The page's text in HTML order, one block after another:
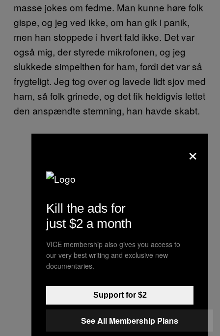
masse jokes om fedme. Man kunne høre folk
gispe, og jeg ved ikke, om han gik i panik,
men han stoppede i hvert fald ikke. Det var
også mig, der styrede mikrofonen, og jeg
slukkede simpelthen for ham, fordi det var så
frygteligt. Jeg tog over og lavede lidt sjov med
ham, så folk grinede, og det fik heldigvis lettet
den anspændte stemning, han havde skabt.
×
Kill the ads for
just $2 a month
VICE membership also gives you access to
our very best writing and exclusive new
documentaries.
Support for $2
See All Membership Plans